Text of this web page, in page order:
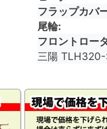
フラップカバ
尾輪
フロントロー
三陽 TLH320-